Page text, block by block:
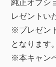
純正オプシ
レゼントい
※プレゼン
となります。
※本キャン